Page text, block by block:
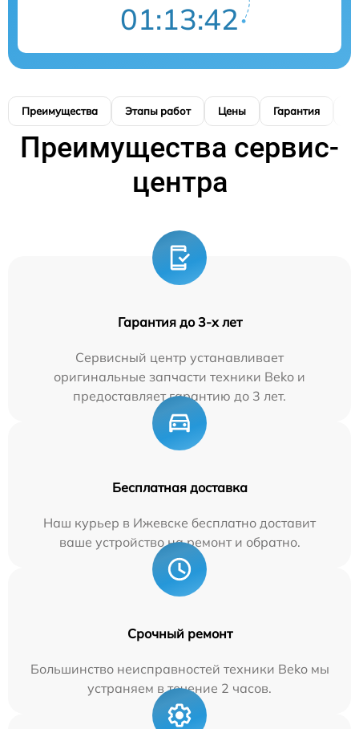
01:13:41
Преимущества Этапы работ Цены Гарантия
Преимущества сервис-
центра
Гарантия до 3-х лет
Сервисный центр устанавливает
оригинальные запчасти техники Beko и
предоставляет гарантию до 3 лет.
Бесплатная доставка
Наш курьер в Ижевске бесплатно доставит
ваше устройство на ремонт и обратно.
Срочный ремонт
Большинство неисправностей техники Beko мы
устраняем в течение 2 часов.